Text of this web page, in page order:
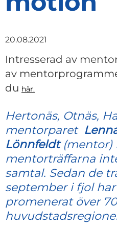
20.08.2021
Intresserad av
av
du här.
Hertonäs, Otnäs,
mentorparet
Lönnfeldt(mentor)
mentorträffarna
samtal. Sedan de
september i fjol
promenerat över